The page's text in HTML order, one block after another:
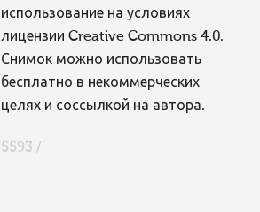
использование на условиях
лицензии Creative Commons 4.0.
Снимок можно использовать
бесплатно в некоммерческих
целях и соссылкой на автора.
5593 /